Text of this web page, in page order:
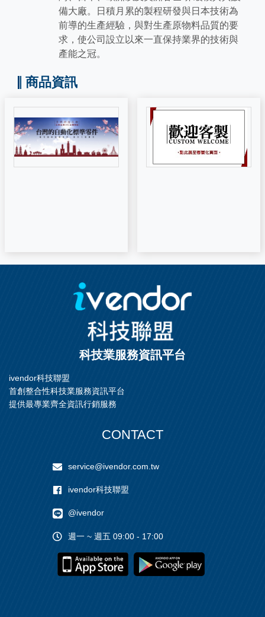
備大廠。日積月累的製程研發與日本技術為
前導的生產經驗，與對生產原物料品質的要
求，使公司設立以來一直保持業界的技術與
產能之冠。
商品資訊
科技業服務資訊平台
ivendor科技聯盟
首創整合性科技業服務資訊平台
提供最專業齊全資訊行銷服務
CONTACT
service@ivendor.com.tw
ivendor科技聯盟
@ivendor
週一 ~ 週五 09:00 - 17:00